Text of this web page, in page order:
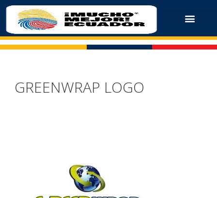
GREENWRAP LOGO